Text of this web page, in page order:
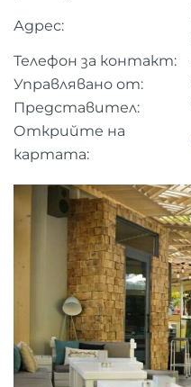
Адрес:
Телефон за контакт:
Управлявано от:
Представител:
Открийте на
картата: